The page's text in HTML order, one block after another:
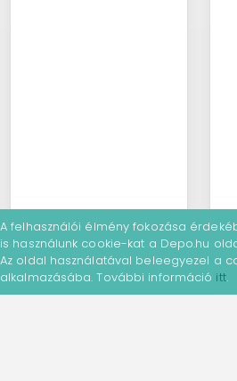
A felhasználói élmény fokozása
is használunk cookie-kat a Depo.hu
Az oldal használatával beleegyezel a
alkalmazásába. További információ itt.